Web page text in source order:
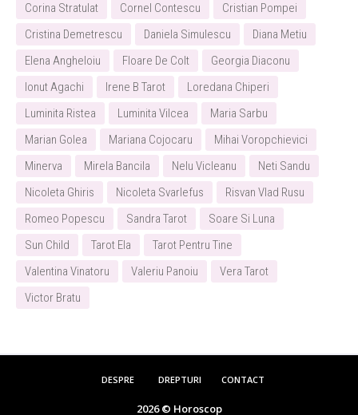
Corina Stratulat
Cornel Contescu
Cristian Pompei
Cristina Demetrescu
Daniela Simulescu
Diana Metiu
Elena Angheloiu
Floare De Colt
Georgia Diaconu
Ionut Agachi
Irene B Tarot
Loredana Chiperi
Luminita Ristea
Luminita Vilcea
Maria Sarbu
Marian Golea
Mariana Cojocaru
Mihai Voropchievici
Minerva
Mirela Bancila Nelu Vicleanu
Neti Sandu
Nicoleta Ghiris
Nicoleta Svarlefus
Risvan Vlad Rusu
Romeo Popescu
Sandra Tarot
Soare Si Luna
Sun Child
Tarot Ela
Tarot Pentru Tine
Valentina Vinatoru
Valeriu Panoiu
Vera Tarot
Victor Bratu
DESPRE DREPTURI CONTACT
2026 © Horoscop